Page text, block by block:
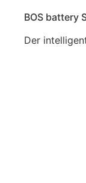
BOS battery
Der